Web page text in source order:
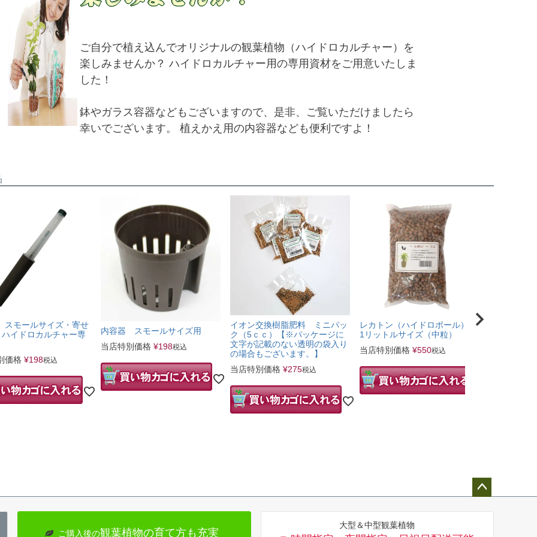
ご自分で植え込んでオリジナルの観葉植物（ハイドロカルチャー）を
楽しみませんか？ ハイドロカルチャー用の専用資材をご用意いたしま
した！
鉢やガラス容器などもございますので、是非、ご覧いただけましたら
幸いでございます。 植えかえ用の内容器なども便利ですよ！
モールサイズ・寄せ
イドロカルチャー専
価格 ¥198税込
内容器 スモールサイズ用
当店特別価格 ¥198税込
イオン交換樹脂肥料 ミニパッ
ク（5ｃｃ）【※パッケージに
文字が記載のない透明の袋入り
の場合もございます。】
当店特別価格 ¥275税込
レカトン（ハイドロボール）
1リットルサイズ（中粒）
当店特別価格 ¥550税込
ご購入後の観葉植物の育て方も充実
大型＆中型観葉植物